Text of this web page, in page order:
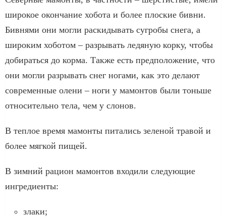
широкое окончание хобота и более плоские бивни.
Бивнями они могли раскидывать сугробы снега, а
широким хоботом – разрывать ледяную корку, чтобы
добираться до корма. Также есть предположение, что
они могли разрывать снег ногами, как это делают
современные олени – ноги у мамонтов были тоньше
относительно тела, чем у слонов.
В теплое время мамонты питались зеленой травой и
более мягкой пищей.
В зимний рацион мамонтов входили следующие
ингредиенты:
злаки;